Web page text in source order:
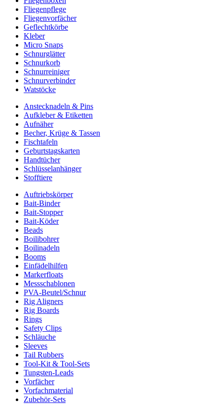
Fliegenpflege
Fliegenvorfächer
Geflechtkörbe
Kleber
Micro Snaps
Schnurglätter
Schnurkorb
Schnurreiniger
Schnurverbinder
Watstöcke
Anstecknadeln & Pins
Aufkleber & Etiketten
Aufnäher
Becher, Krüge & Tassen
Fischtafeln
Geburtstagskarten
Handtücher
Schlüsselanhänger
Stofftiere
Auftriebskörper
Bait-Binder
Bait-Stopper
Bait-Köder
Beads
Boilibohrer
Boilinadeln
Booms
Einfädelhilfen
Markerfloats
Messschablonen
PVA-Beutel/Schnur
Rig Aligners
Rig Boards
Rings
Safety Clips
Schläuche
Sleeves
Tail Rubbers
Tool-Kit & Tool-Sets
Tungsten-Leads
Vorfächer
Vorfachmaterial
Zubehör-Sets